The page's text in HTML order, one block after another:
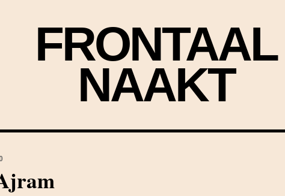
FRONTAAL
NAAKT